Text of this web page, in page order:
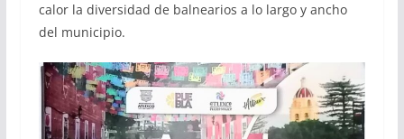
calor la diversidad de balnearios a lo largo y ancho
del municipio.